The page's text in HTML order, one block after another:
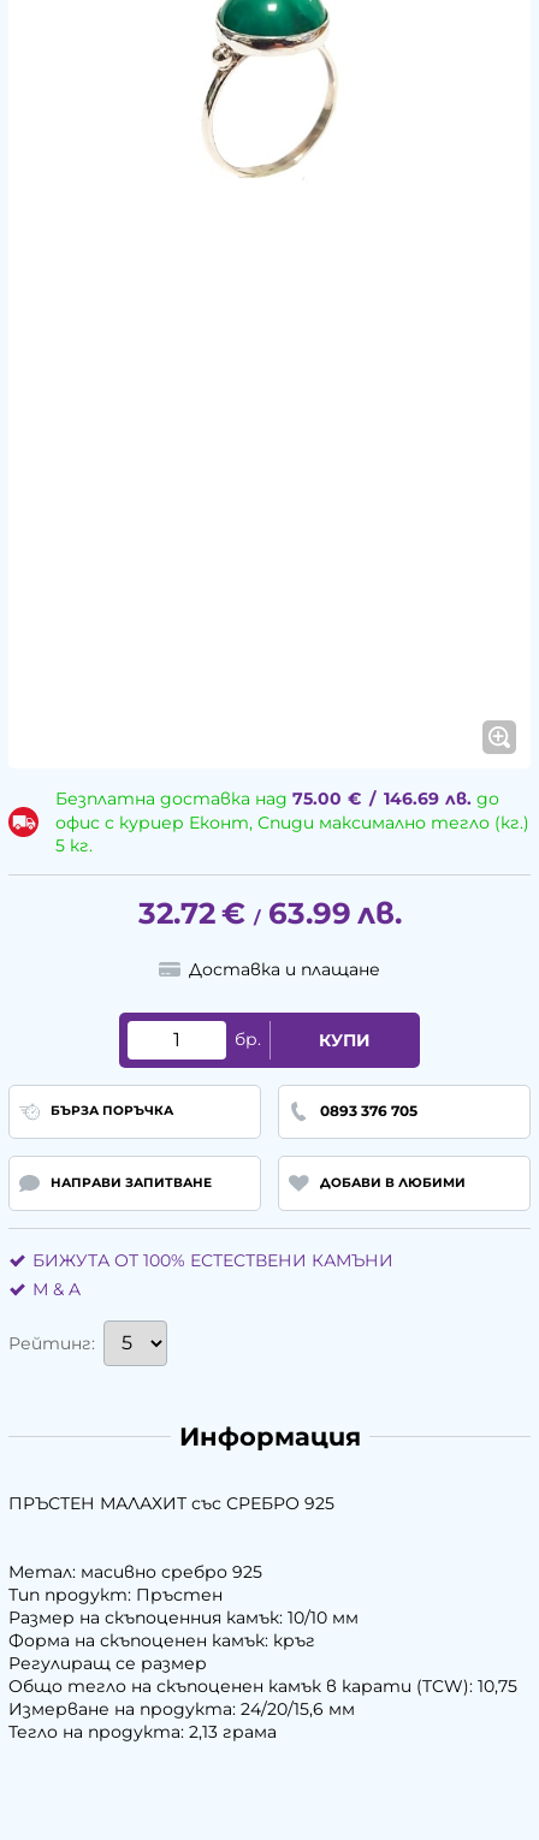
Безплатна доставка над 75.00 € / 146.69 лв.до
офис с куриер Еконт, Спиди максимално тегло (кг.)
5 кг.
32.72€ / 63.99 лв.
Доставка и плащане
бр. КУПИ
БЪРЗА ПОРЪЧКА 0893 376 705
НАПРАВИ ЗАПИТВАНЕ ДОБАВИ В ЛЮБИМИ
БИЖУТА ОТ 100% ЕСТЕСТВЕНИ КАМЪНИ
М & A
Рейтинг:
Информация
ПРЪСТЕН МАЛАХИТ със СРЕБРО 925
Метал: масивно сребро 925
Тип продукт: Пръстен
Размер на скъпоценния камък: 10/10 мм
Форма на скъпоценен камък: кръг
Регулиращ се размер
Общо тегло на скъпоценен камък в карати (TCW): 10,75
Измерване на продукта: 24/20/15,6 мм
Тегло на продукта: 2,13 грама